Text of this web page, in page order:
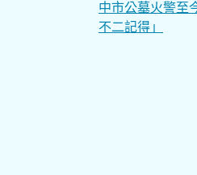
文
章
中市公墓火警至
不二記得」